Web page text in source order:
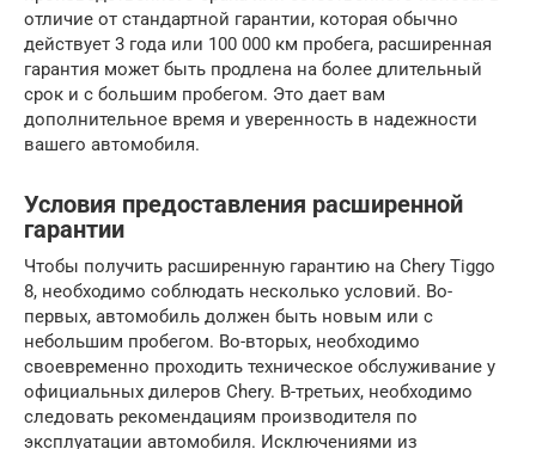
отличие от стандартной гарантии, которая обычно
действует 3 года или 100 000 км пробега, расширенная
гарантия может быть продлена на более длительный
срок и с большим пробегом. Это дает вам
дополнительное время и уверенность в надежности
вашего автомобиля.
Условия предоставления расширенной
гарантии
Чтобы получить расширенную гарантию на Chery Tiggo
8, необходимо соблюдать несколько условий. Во-
первых, автомобиль должен быть новым или с
небольшим пробегом. Во-вторых, необходимо
своевременно проходить техническое обслуживание у
официальных дилеров Chery. В-третьих, необходимо
следовать рекомендациям производителя по
эксплуатации автомобиля. Исключениями из